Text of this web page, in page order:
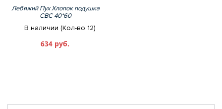
Лебяжий Пух Хлопок подушка
СВС 40*60
В наличии (Кол-во 12)
634 руб.